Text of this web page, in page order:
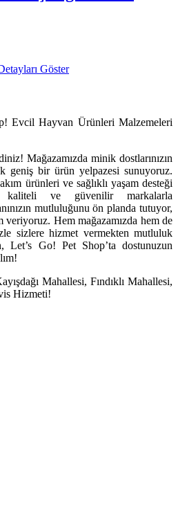
Göster
Evcil Hayvan Ürünleri Malzemeleri
Mağazamızda minik dostlarınızın
geniş bir ürün yelpazesi sunuyoruz.
ürünleri ve sağlıklı yaşam desteği
kaliteli ve güvenilir markalarla
mutluluğunu ön planda tutuyor,
veriyoruz. Hem mağazamızda hem de
sizlere hizmet vermekten mutluluk
Let’s Go! Pet Shop’ta dostunuzun
Mahallesi, Fındıklı Mahallesi,
Hizmeti!